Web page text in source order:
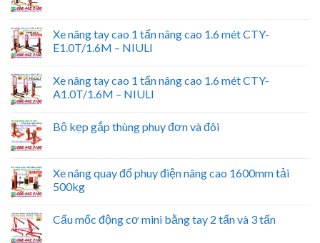
Xe nâng tay cao 1 tấn nâng cao 1.6 mét CTY-
E1.0T/1.6M – NIULI
Xe nâng tay cao 1 tấn nâng cao 1.6 mét CTY-
A1.0T/1.6M – NIULI
Bộ kẹp gắp thùng phuy đơn và đôi
Xe nâng quay đổ phuy điện nâng cao 1600mm tải
500kg
Cẩu mốc động cơ mini bằng tay 2 tấn và 3 tấn